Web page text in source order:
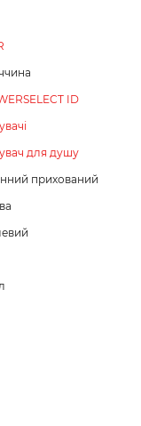
ID
для душу
прихований